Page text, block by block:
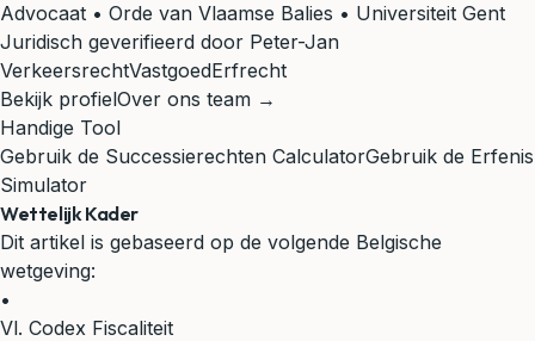
Advocaat • Orde van Vlaamse Balies • Universiteit Gent
Juridisch geverifieerd door Peter-Jan
VerkeersrechtVastgoedErfrecht
Bekijk profielOver ons team →
Handige Tool
Gebruik de Successierechten CalculatorGebruik de Erfenis
Simulator
Wettelijk Kader
Dit artikel is gebaseerd op de volgende Belgische
wetgeving:
•
Vl. Codex Fiscaliteit